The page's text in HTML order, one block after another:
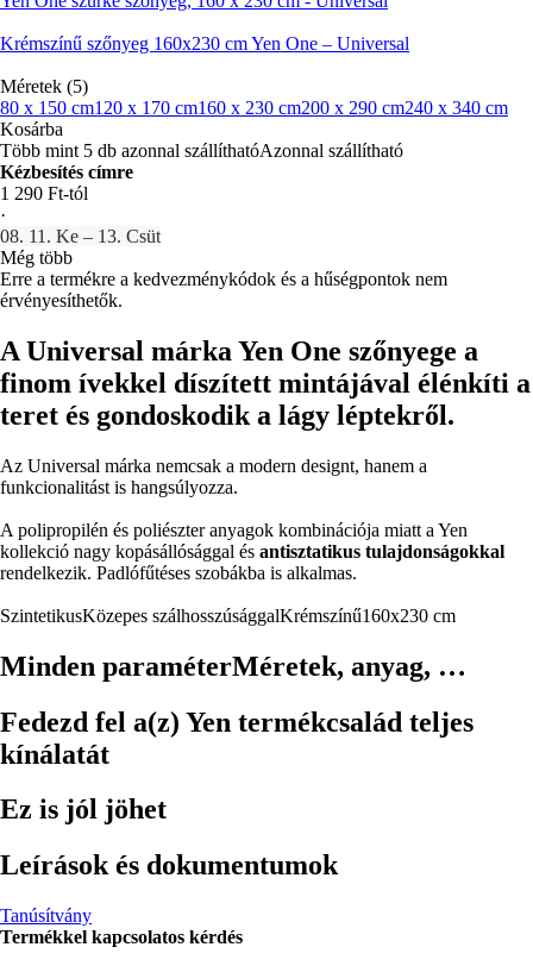
Krémszínű szőnyeg 160x230 cm Yen One – Universal
Méretek (5)
80 x 150 cm120 x 170 cm160 x 230 cm200 x 290 cm240 x 340 cm
Kosárba
Több mint 5 db azonnal szállíthatóAzonnal szállítható
Kézbesítés címre
1 290 Ft-tól
·
08. 11. Ke – 13. Csüt
Még több
Erre a termékre a kedvezménykódok és a hűségpontok nem
érvényesíthetők.
A Universal márka Yen One szőnyege a
finom ívekkel díszített mintájával élénkíti a
teret és gondoskodik a lágy léptekről.
Az Universal márka nemcsak a modern designt, hanem a
funkcionalitást is hangsúlyozza.
A polipropilén és poliészter anyagok kombinációja miatt a Yen
kollekció nagy kopásállósággal és antisztatikus tulajdonságokkal
rendelkezik. Padlófűtéses szobákba is alkalmas.
SzintetikusKözepes szálhosszúsággalKrémszínű160x230 cm
Minden paraméterMéretek, anyag, …
Fedezd fel a(z) Yen termékcsalád teljes
kínálatát
Ez is jól jöhet
Leírások és dokumentumok
Tanúsítvány
Termékkel kapcsolatos kérdés